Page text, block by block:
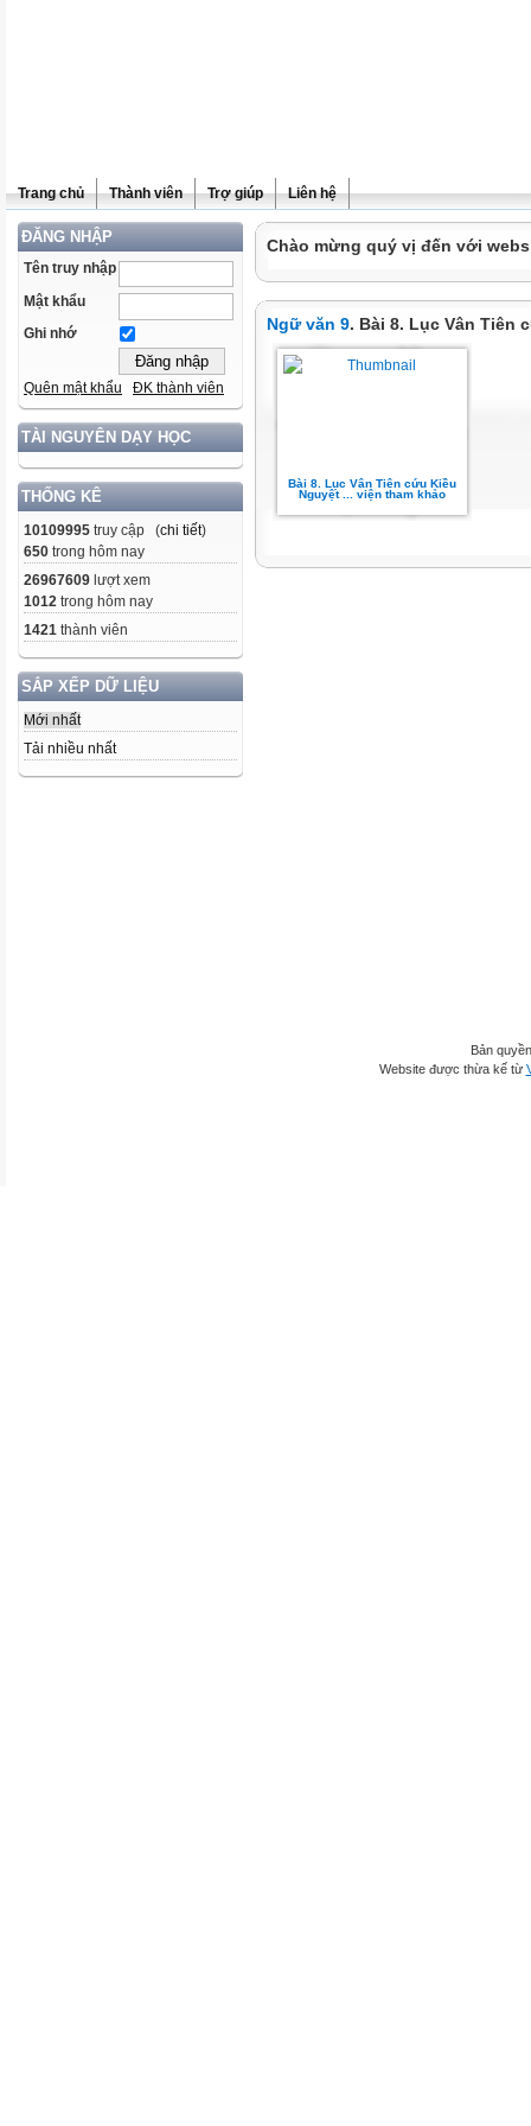
Trang chủ Thành viên Trợ giúp Liên hệ
ĐĂNG NHẬP
Tên truy nhập
Mật khẩu
Ghi nhớ
Quên mật khẩu ĐK thành viên
TÀI NGUYÊN DẠY HỌC
THỐNG KÊ
10109995 truy cập (chi tiết)
650 trong hôm nay
26967609 lượt xem
1012 trong hôm nay
1421 thành viên
SẮP XẾP DỮ LIỆU
Mới nhất
Tải nhiều nhất
Chào mừng quý vị đến với
Ngữ văn 9. Bài 8. Lục Vân Tiên
Bài 8. Lục Vân Tiên cứu Kiều
Nguyệt ... viện tham khảo
Bản
Website được thừa kế từ